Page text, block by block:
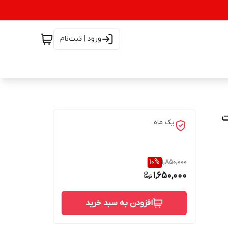
ورود | ثبت‌نام
آمپر 90 وات
یک ماه
1,850,000
10%
1,650,000
افزودن به سبد خرید